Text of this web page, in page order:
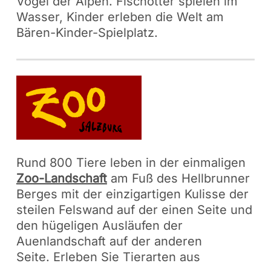
Wasser, Kinder erleben die Welt am
Bären-Kinder-Spielplatz.
Rund 800 Tiere leben in der einmaligen
Zoo-Landschaftam Fuß des Hellbrunner
Berges mit der einzigartigen Kulisse der
steilen Felswand auf der einen Seite und
den hügeligen Ausläufen der
Auenlandschaft auf der anderen
Seite. Erleben Sie Tierarten aus